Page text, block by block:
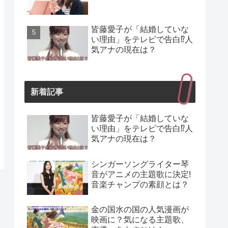
皆藤愛子が「結婚していな
い理由」をテレビで告白⁉人
気アナの現在は？
新着記事
皆藤愛子が「結婚していな
い理由」をテレビで告白⁉人
気アナの現在は？
シンガーソングライター琴
音がアニメの主題歌に決定!
音楽チャンプの素顔とは？
金の国水の国の人気漫画が
映画に？気になる主題歌、